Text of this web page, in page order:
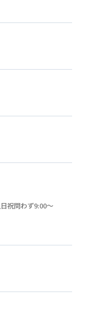
祝問わず9:00～